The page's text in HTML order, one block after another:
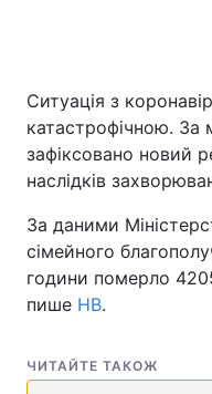
Ситуація з
катастрофічною. За
зафіксовано новий
наслідків
За даними
сімейного
години померло
пише НВ.
ЧИТАЙТЕ ТАКОЖ